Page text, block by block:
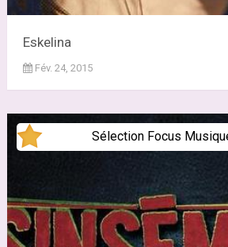
Eskelina
Fév. 24, 2015
Sélection Focus